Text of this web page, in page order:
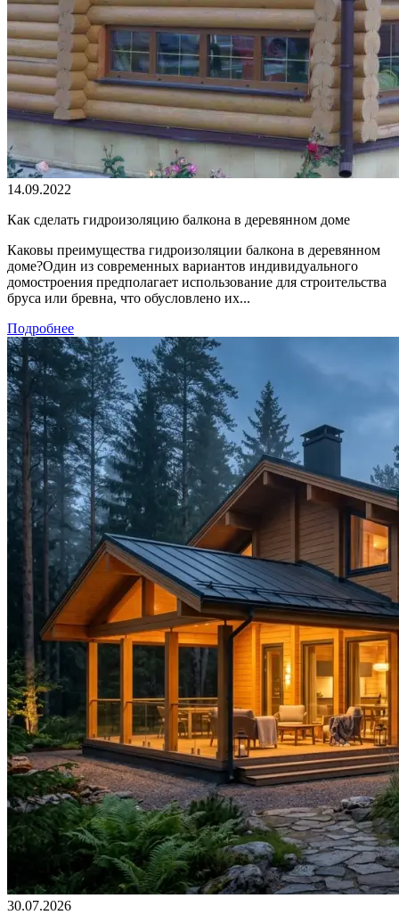
14.09.2022
Как сделать гидроизоляцию балкона в деревянном доме
Каковы преимущества гидроизоляции балкона в деревянном
доме?Один из современных вариантов индивидуального
домостроения предполагает использование для строительства
бруса или бревна, что обусловлено их...
Подробнее
30.07.2026